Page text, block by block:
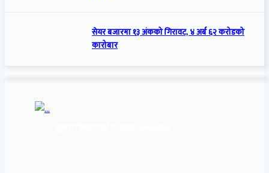
सेयर बजारमा १३ अंकको गिरावट, ४ अर्ब ६२ करोडको
कारोबार